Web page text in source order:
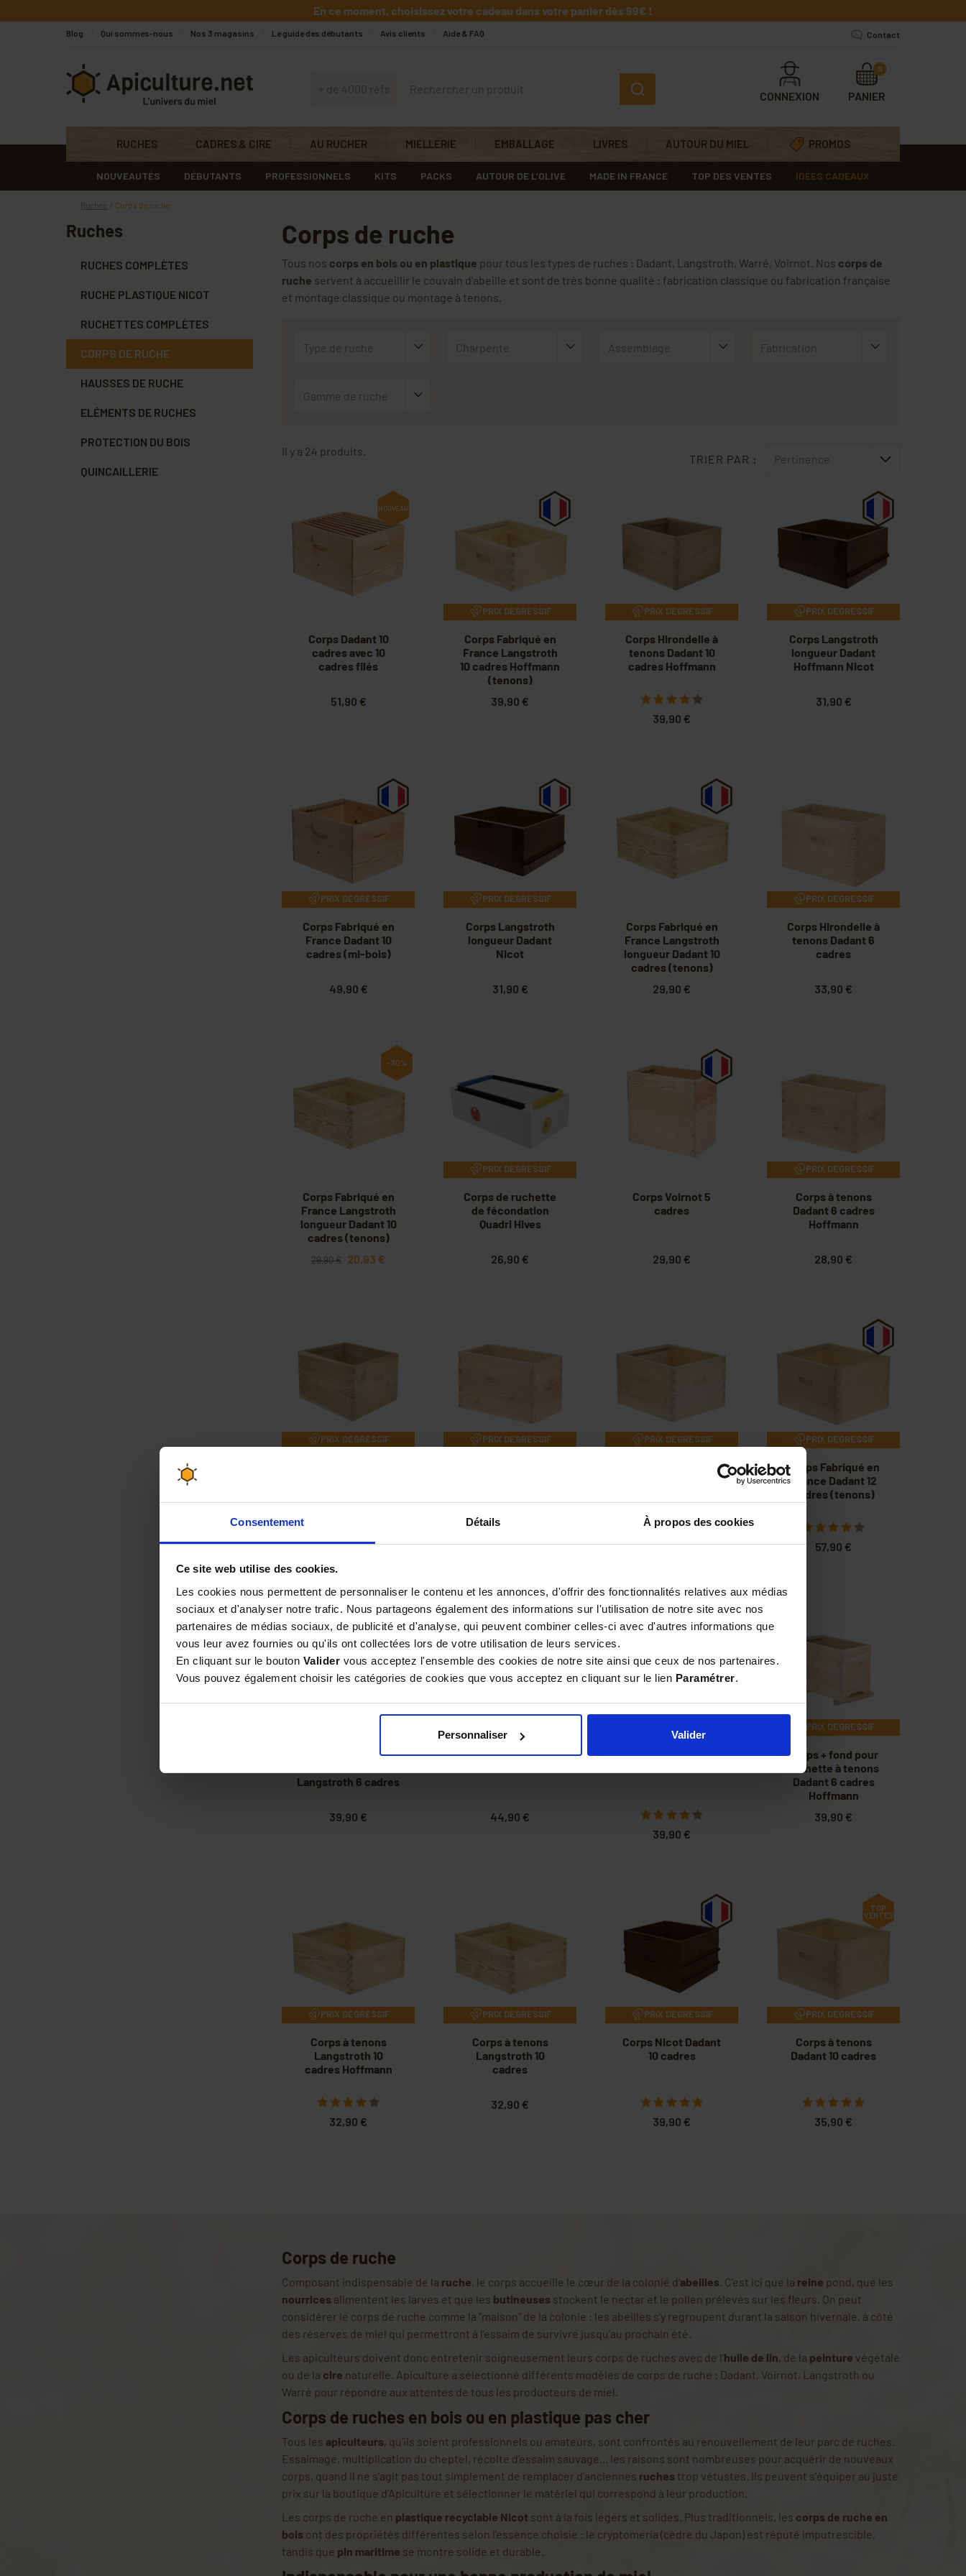
Consentement Détails À propos des cookies
Ce site web utilise des cookies.
Les cookies nous permettent de personnaliser le contenu et les annonces, d'offrir des fonctionnalités relatives aux médias
sociaux et d'analyser notre trafic. Nous partageons également des informations sur l'utilisation de notre site avec nos
partenaires de médias sociaux, de publicité et d'analyse, qui peuvent combiner celles-ci avec d'autres informations que
vous leur avez fournies ou qu'ils ont collectées lors de votre utilisation de leurs services.
En cliquant sur le bouton Valider vous acceptez l'ensemble des cookies de notre site ainsi que ceux de nos partenaires.
Vous pouvez également choisir les catégories de cookies que vous acceptez en cliquant sur le lien Paramétrer.
Personnaliser Valider
En ce moment, choisissez votre cadeau dans votre panier dès 99€ !
Blog Qui sommes-nous Nos 3 magasins Le guide des débutants Avis clients Aide & FAQ Contact
+ de 4000 réfs
CONNEXION PANIER
0
RUCHES CADRES & CIRE AU RUCHER MIELLERIE EMBALLAGE LIVRES AUTOUR DU MIEL PROMOS
NOUVEAUTÉS DÉBUTANTS PROFESSIONNELS KITS PACKS AUTOUR DE L’OLIVE MADE IN FRANCE TOP DES VENTES IDÉES CADEAUX
Ruches Corps de ruche
Ruches
RUCHES COMPLÈTES
RUCHE PLASTIQUE NICOT
RUCHETTES COMPLÈTES
CORPS DE RUCHE
HAUSSES DE RUCHE
ELÉMENTS DE RUCHES
PROTECTION DU BOIS
QUINCAILLERIE
Corps de ruche
Tous nos corps en bois ou en plastique pour tous les types de ruches : Dadant, Langstroth, Warré, Voirnot. Nos corps de
ruche servent à accueillir le couvain d'abeille et sont de très bonne qualité : fabrication classique ou fabrication française
et montage classique ou montage à tenons.
Type de ruche Charpente Assemblage Fabrication
Gamme de ruche
Il y a 24 produits.
TRIER PAR : Pertinence
NOUVEAU
Corps Dadant 10
cadres avec 10
cadres filés
51,90 €
PRIX DEGRESSIF
Corps Fabriqué en
France Langstroth
10 cadres Hoffmann
(tenons)
39,90 €
PRIX DEGRESSIF
Corps Hirondelle à
tenons Dadant 10
cadres Hoffmann
39,90 €
PRIX DEGRESSIF
Corps Langstroth
longueur Dadant
Hoffmann Nicot
31,90 €
PRIX DEGRESSIF
Corps Fabriqué en
France Dadant 10
cadres (mi-bois)
49,90 €
PRIX DEGRESSIF
Corps Langstroth
longueur Dadant
Nicot
31,90 €
Corps Fabriqué en
France Langstroth
longueur Dadant 10
cadres (tenons)
29,90 €
PRIX DEGRESSIF
Corps Hirondelle à
tenons Dadant 6
cadres
33,90 €
-30%
Corps Fabriqué en
France Langstroth
longueur Dadant 10
cadres (tenons)
29,90 € 20,93 €
PRIX DEGRESSIF
Corps de ruchette
de fécondation
Quadri Hives
26,90 €
Corps Voirnot 5
cadres
29,90 €
PRIX DEGRESSIF
Corps à tenons
Dadant 6 cadres
Hoffmann
28,90 €
PRIX DEGRESSIF
39,90 €
PRIX DEGRESSIF
28,90 €
PRIX DEGRESSIF
32,90 €
PRIX DEGRESSIF
Corps Fabriqué en
France Dadant 12
cadres (tenons)
57,90 €
Corps + fond pour
Langstroth 6 cadres
39,90 €
Corps Fabriqué en
44,90 €
Corps Nicot Dadant
39,90 €
PRIX DEGRESSIF
Corps + fond pour
ruchette à tenons
Dadant 6 cadres
Hoffmann
39,90 €
PRIX DEGRESSIF
Corps à tenons
Langstroth 10
cadres Hoffmann
32,90 €
PRIX DEGRESSIF
Corps à tenons
Langstroth 10
cadres
32,90 €
PRIX DEGRESSIF
Corps Nicot Dadant
10 cadres
39,90 €
TOP
VENTES
PRIX DEGRESSIF
Corps à tenons
Dadant 10 cadres
35,90 €
Corps de ruche
Composant indispensable de la ruche, le corps accueille le cœur de la colonie d’abeilles . C’est ici que la reine pond, que les
nourrices alimentent les larves et que les butineuses stockent le nectar et le pollen prélevés sur les fleurs. On peut
considérer le corps de ruche comme la “maison” de la colonie : les abeilles s’y regroupent durant la saison hivernale, à côté
des réserves de miel qui permettront à l’essaim de survivre jusqu’au prochain été.
Les apiculteurs doivent donc entretenir soigneusement leurs corps de ruches avec de l’huile de lin, de la peinture végétale
ou de la cire naturelle. Apiculture a sélectionné différents modèles de corps de ruche : Dadant, Voirnot, Langstroth ou
Warré pour répondre aux attentes de tous les producteurs de miel.
Corps de ruches en bois ou en plastique pas cher
Tous les apiculteurs, qu’ils soient professionnels ou amateurs, sont confrontés au renouvellement de leur parc de ruches.
Essaimage, multiplication du cheptel, récolte d’essaim sauvage... les raisons sont nombreuses pour acquérir de nouveaux
corps, quand il ne s’agit pas tout simplement de remplacer d’anciennes ruches trop vétustes. Ils peuvent s’équiper au juste
prix sur la boutique d’Apiculture et sélectionner le matériel qui correspond à leur production.
Les corps de ruche en plastique recyclable Nicot sont à la fois légers et solides. Plus traditionnels, les corps de ruche en
bois ont des propriétés différentes selon l’essence choisie : le cryptomeria (cèdre du Japon) est réputé imputrescible,
tandis que pin maritime se montre solide et durable.